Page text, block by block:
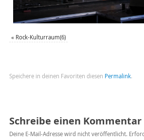
« Rock-Kulturraum(6)
Speichere in deinen Favoriten diesen Permalink.
Schreibe einen Kommentar
Deine E-Mail-Adresse wird nicht veröffentlicht.